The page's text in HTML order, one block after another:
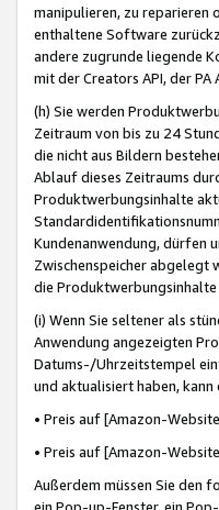
manipulieren, zu reparieren
enthaltene Software
andere zugrunde liegende
mit der Creators API, der
(h) Sie werden
Zeitraum von bis zu 24
die nicht aus Bildern
Ablauf dieses Zeitraums
Produktwerbungsinhalte
Kundenanwendung, dürfen
Zwischenspeicher abgelegt
die
(i) Wenn Sie seltener als
Anwendung angezeigten
Datums-/Uhrzeitstempel
und aktualisiert haben,
• Preis auf [Amazon-
• Preis auf [Amazon-
Außerdem müssen Sie den
ein Pop-up-Fenster, ein